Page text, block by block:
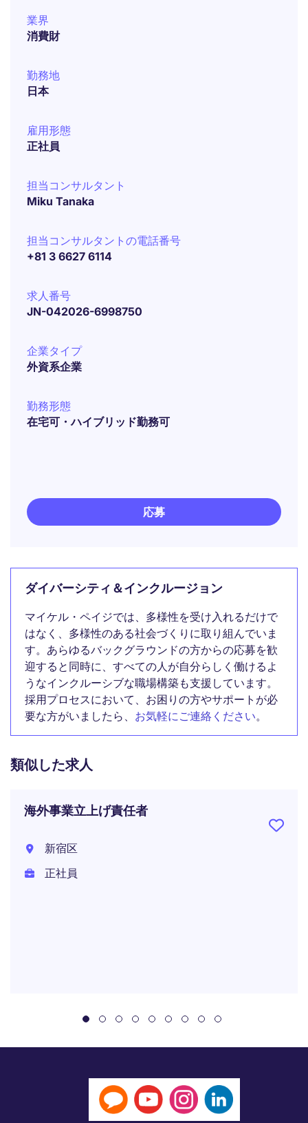
業界
消費財
勤務地
日本
雇用形態
正社員
担当コンサルタント
Miku Tanaka
担当コンサルタントの電話番号
+81 3 6627 6114
求人番号
JN-042026-6998750
企業タイプ
外資系企業
勤務形態
在宅可・ハイブリッド勤務可
応募
ダイバーシティ＆インクルージョン
マイケル・ペイジでは、多様性を受け入れるだけで
はなく、多様性のある社会づくりに取り組んでいま
す。あらゆるバックグラウンドの方からの応募を歓
迎すると同時に、すべての人が自分らしく働けるよ
うなインクルーシブな職場構築も支援しています。
採用プロセスにおいて、お困りの方やサポートが必
要な方がいましたら、 お気軽にご連絡ください。
類似した求人
海外事業立上げ責任者
新宿区
正社員